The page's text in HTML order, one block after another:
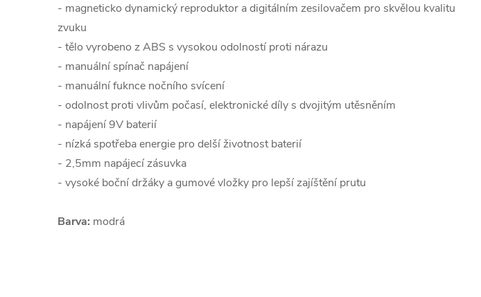
- magneticko dynamický reproduktor a digitálním zesilovačem pro skvělou kvalitu
zvuku
- tělo vyrobeno z ABS s vysokou odolností proti nárazu
- manuální spínač napájení
- manuální fuknce nočního svícení
- odolnost proti vlivům počasí, elektronické díly s dvojitým utěsněním
- napájení 9V baterií
- nízká spotřeba energie pro delší životnost baterií
- 2,5mm napájecí zásuvka
- vysoké boční držáky a gumové vložky pro lepší zajíštění prutu
Barva: modrá